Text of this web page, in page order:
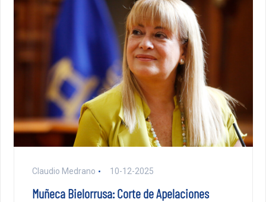
Claudio Medrano 10-12-2025
Muñeca Bielorrusa: Corte de Apelaciones